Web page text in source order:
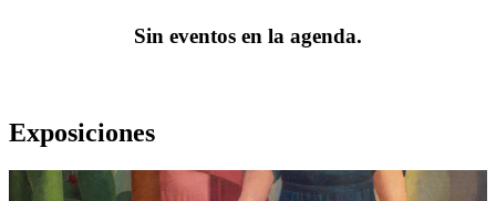
Sin eventos en la agenda.
Exposiciones